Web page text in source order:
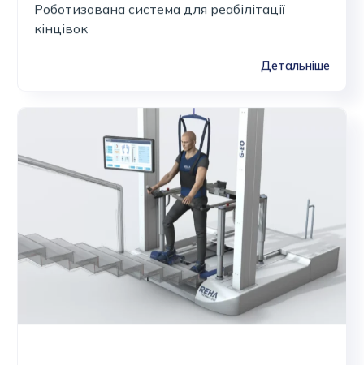
Роботизована система для реабілітації
кінцівок
Детальніше